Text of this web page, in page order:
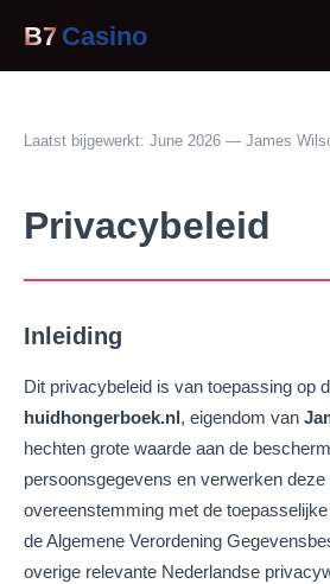
B7 Casino
Laatst bijgewerkt: June 2026 — James
Privacybeleid
Inleiding
Dit privacybeleid is van toepassing op
huidhongerboek.nl, eigendom van
hechten grote waarde aan de
persoonsgegevens en verwerken deze
overeenstemming met de
de Algemene Verordening
overige relevante Nederlandse